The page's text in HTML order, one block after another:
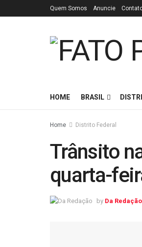
Quem Somos Anuncie
HOME BRASIL
Home Distrito Federal
Trânsito
quarta-
by Da Redação